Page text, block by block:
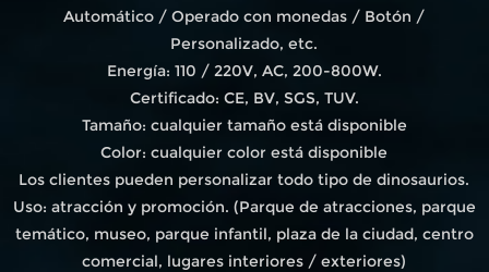
Automático / Operado con monedas / Botón /
Personalizado, etc.
Energía: 110 / 220V, AC, 200-800W.
Certificado: CE, BV, SGS, TUV.
Tamaño: cualquier tamaño está disponible
Color: cualquier color está disponible
Los clientes pueden personalizar todo tipo de dinosaurios.
Uso: atracción y promoción. (Parque de atracciones, parque
temático, museo, parque infantil, plaza de la ciudad, centro
comercial, lugares interiores / exteriores)